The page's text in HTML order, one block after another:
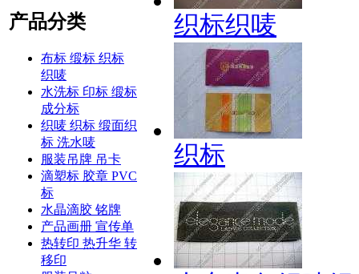
产品分类
布标 缎标 织标
织唛
水洗标 印标 缎标
成分标
织唛 织标 缎面织
标 洗水唛
服装吊牌 吊卡
滴塑标 胶章 PVC
标
水晶滴胶 铭牌
产品画册 宣传单
热转印 热升华 转
移印
织标织唛
织标